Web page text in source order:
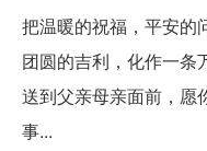
把温暖的祝福，平安的
团圆的吉利，化作一条
送到父亲母亲面前，愿
事...